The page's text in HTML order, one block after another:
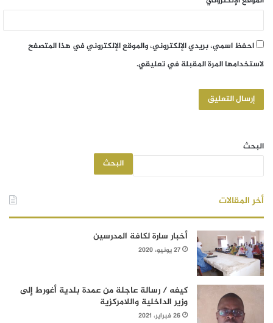
احفظ اسمي، بريدي الإلكتروني، والموقع الإلكتروني في هذا المتصفح
لاستخدامها المرة المقبلة في تعليقي.
البحث
البحث
أخر المقالات
أخبار سارة لكافة المدرسين
27 يونيو، 2020
كيفه / رسالة عاجلة من عمدة بلدية أغورط إلى
وزير الداخلية واللامركزية
26 فبراير، 2021